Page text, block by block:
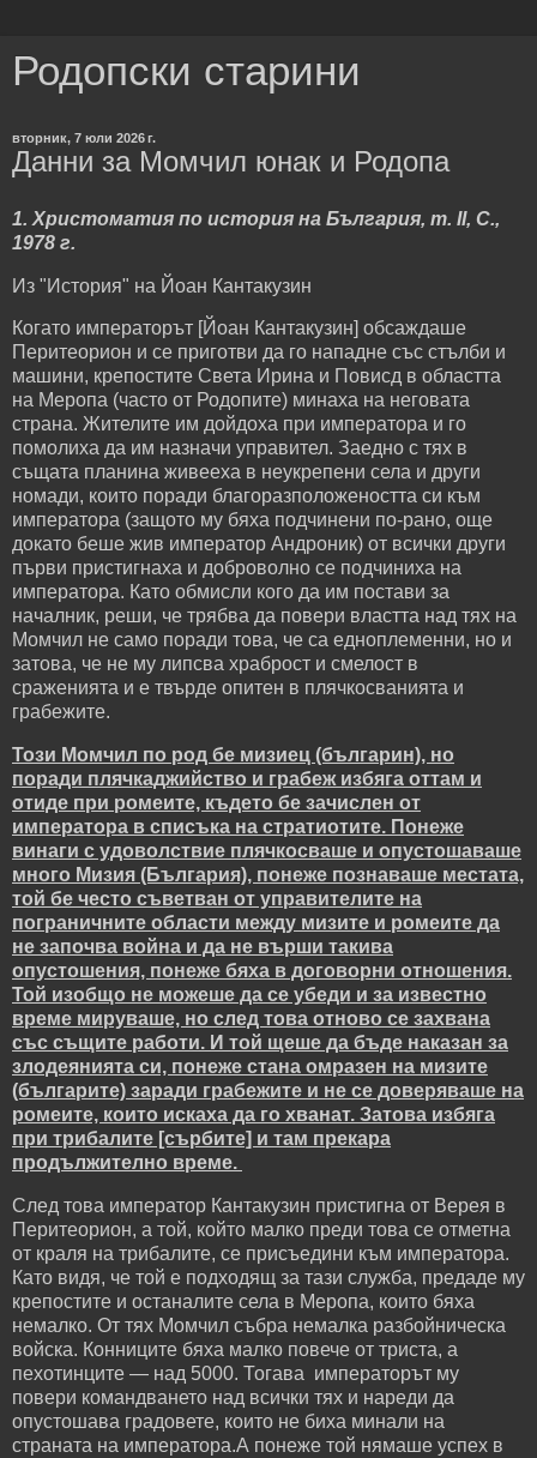
Родопски старини
вторник, 7 юли 2026 г.
Данни за Момчил юнак и Родопа
1. Христоматия по история на България, т. II, С.,
1978 г.
Из "История" на Йоан Кантакузин
Когато императорът [Йоан Кантакузин] обсаждаше
Перитеорион и се приготви да го нападне със стълби и
машини, крепостите Света Ирина и Повисд в областта
на Меропа (часто от Родопите) минаха на неговата
страна. Жителите им дойдоха при императора и го
помолиха да им назначи управител. Заедно с тях в
същата планина живееха в неукрепени села и други
номади, които поради благоразположеността си към
императора (защото му бяха подчинени по-рано, още
докато беше жив император Андроник) от всички други
първи пристигнаха и доброволно се подчиниха на
императора. Като обмисли кого да им постави за
началник, реши, че трябва да повери властта над тях на
Момчил не само поради това, че са едноплеменни, но и
затова, че не му липсва храброст и смелост в
сраженията и е твърде опитен в плячкосванията и
грабежите.
Този Момчил по род бе мизиец (българин), но
поради плячкаджийство и грабеж избяга оттам и
отиде при ромеите, където бе зачислен от
императора в списъка на стратиотите. Понеже
винаги с удоволствие плячкосваше и опустошаваше
много Мизия (България), понеже познаваше местата,
той бе често съветван от управителите на
пограничните области между мизите и ромеите да
не започва война и да не върши такива
опустошения, понеже бяха в договорни отношения.
Той изобщо не можеше да се убеди и за известно
време мируваше, но след това отново се захвана
със същите работи. И той щеше да бъде наказан за
злодеянията си, понеже стана омразен на мизите
(българите) заради грабежите и не се доверяваше на
ромеите, които искаха да го хванат. Затова избяга
при трибалите [сърбите] и там прекара
продължително време.
След това император Кантакузин пристигна от Верея в
Перитеорион, а той, който малко преди това се отметна
от краля на трибалите, се присъедини към императора.
Като видя, че той е подходящ за тази служба, предаде му
крепостите и останалите села в Меропа, които бяха
немалко. От тях Момчил събра немалка разбойническа
войска. Конниците бяха малко повече от триста, а
пехотинците — над 5000. Тогава императорът му
повери командването над всички тях и нареди да
опустошава градовете, които не биха минали на
страната на императора.А понеже той нямаше успех в